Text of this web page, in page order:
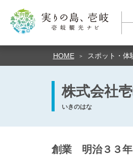
HOME スポット・体
株式会社
いきのはな
創業 明治３３